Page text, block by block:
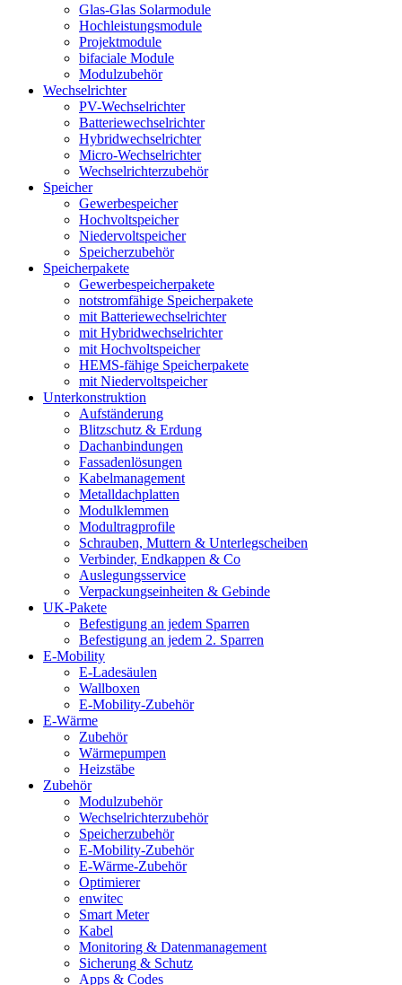
Glas-Glas Solarmodule
Hochleistungsmodule
Projektmodule
bifaciale Module
Modulzubehör
Wechselrichter
PV-Wechselrichter
Batteriewechselrichter
Hybridwechselrichter
Micro-Wechselrichter
Wechselrichterzubehör
Speicher
Gewerbespeicher
Hochvoltspeicher
Niedervoltspeicher
Speicherzubehör
Speicherpakete
Gewerbespeicherpakete
notstromfähige Speicherpakete
mit Batteriewechselrichter
mit Hybridwechselrichter
mit Hochvoltspeicher
HEMS-fähige Speicherpakete
mit Niedervoltspeicher
Unterkonstruktion
Aufständerung
Blitzschutz & Erdung
Dachanbindungen
Fassadenlösungen
Kabelmanagement
Metalldachplatten
Modulklemmen
Modultragprofile
Schrauben, Muttern & Unterlegscheiben
Verbinder, Endkappen & Co
Auslegungsservice
Verpackungseinheiten & Gebinde
UK-Pakete
Befestigung an jedem Sparren
Befestigung an jedem 2. Sparren
E-Mobility
E-Ladesäulen
Wallboxen
E-Mobility-Zubehör
E-Wärme
Zubehör
Wärmepumpen
Heizstäbe
Zubehör
Modulzubehör
Wechselrichterzubehör
Speicherzubehör
E-Mobility-Zubehör
E-Wärme-Zubehör
Optimierer
enwitec
Smart Meter
Kabel
Monitoring & Datenmanagement
Sicherung & Schutz
Apps & Codes